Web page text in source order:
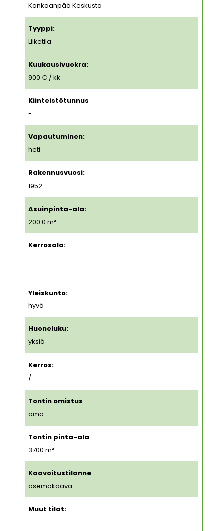
Kankaanpää Keskusta
Tyyppi:
Liiketila
Kuukausivuokra:
900 € / kk
Kiinteistötunnus
-
Vapautuminen:
heti
Rakennusvuosi:
1952
Asuinpinta-ala:
200.0 m²
Kerrosala:
-
Yleiskunto:
hyvä
Huoneluku:
yksiö
Kerros:
/
Tontin omistus
oma
Tontin pinta-ala
3700m²
Kaavoitustilanne
asemakaava
Muut tilat:
-